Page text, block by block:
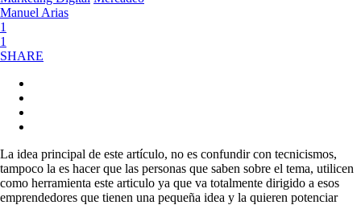
Manuel Arias
1
1
SHARE
La idea principal de este artículo, no es confundir con tecnicismos,
tampoco la es hacer que las personas que saben sobre el tema, utilicen
como herramienta este articulo ya que va totalmente dirigido a esos
emprendedores que tienen una pequeña idea y la quieren potenciar